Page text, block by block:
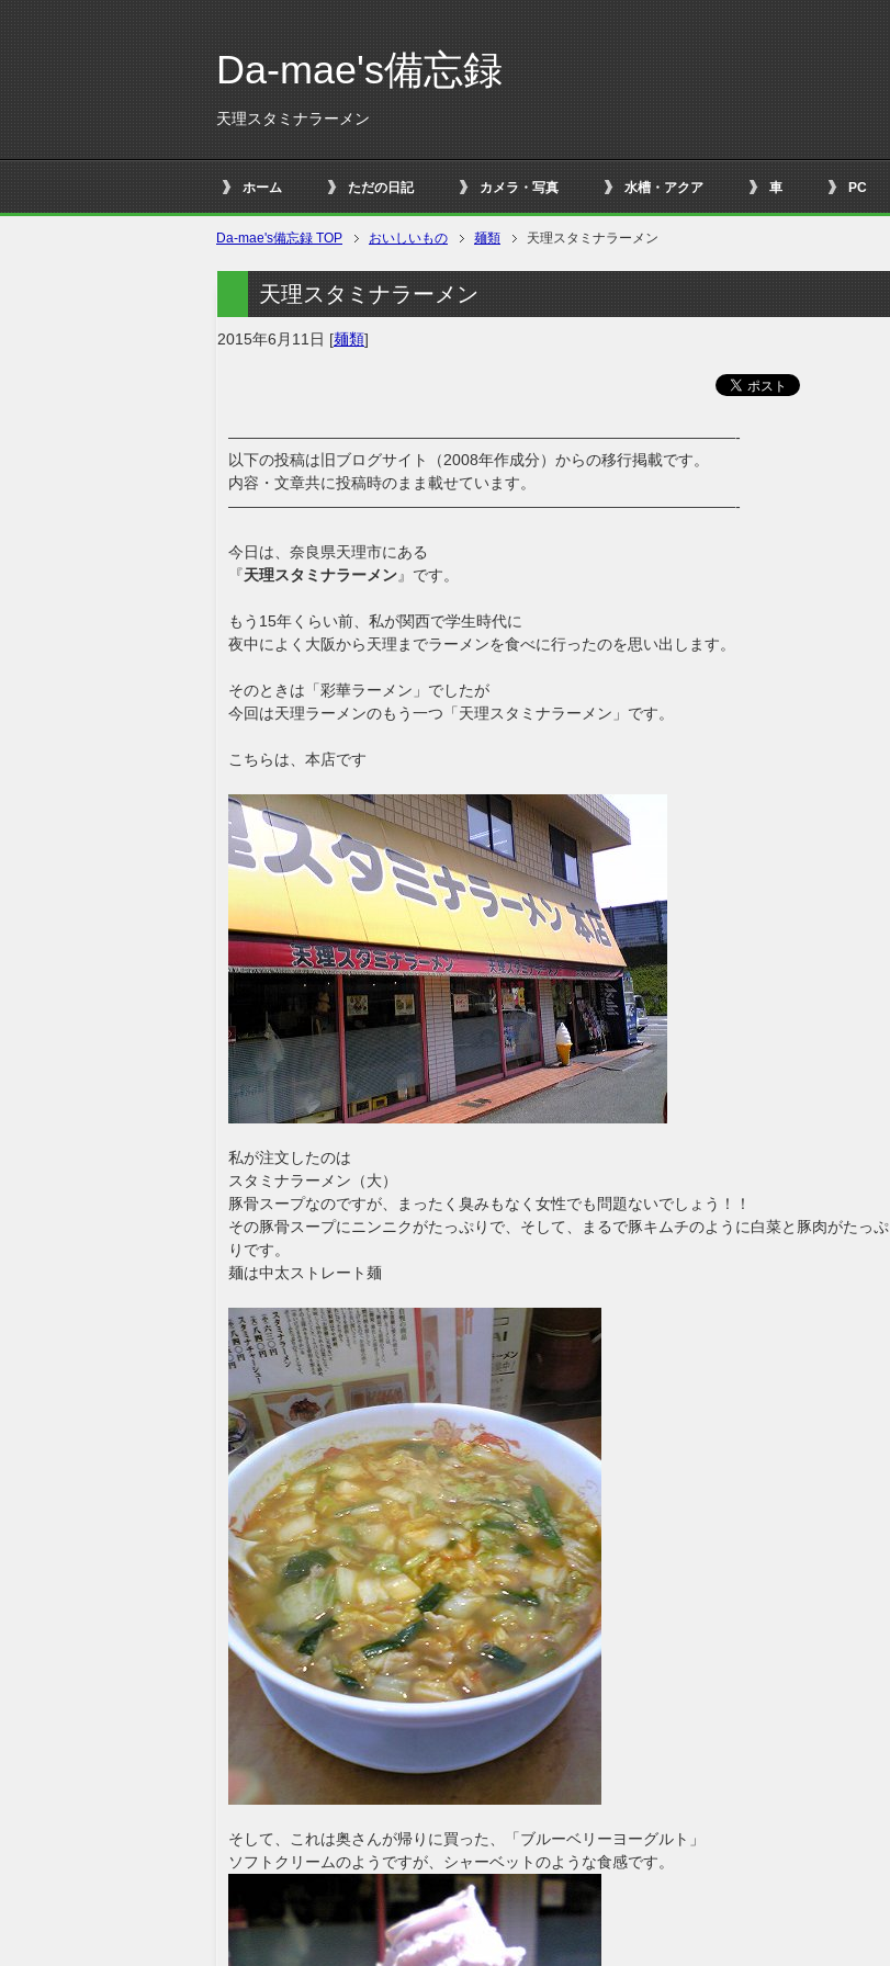
Da-mae's備忘録
天理スタミナラーメン
ホーム ただの日記 カメラ・写真 水槽・アクア 車 PC
Da-mae's備忘録 TOP おいしいもの 麺類 天理スタミナラーメン
天理スタミナラーメン
2015年6月11日 [麺類]
—————————————————————————————————-
以下の投稿は旧ブログサイト（2008年作成分）からの移行掲載です。
内容・文章共に投稿時のまま載せています。
—————————————————————————————————-
今日は、奈良県天理市にある
『天理スタミナラーメン』です。
もう15年くらい前、私が関西で学生時代に
夜中によく大阪から天理までラーメンを食べに行ったのを思い出します。
そのときは「彩華ラーメン」でしたが
今回は天理ラーメンのもう一つ「天理スタミナラーメン」です。
こちらは、本店です
私が注文したのは
スタミナラーメン（大）
豚骨スープなのですが、まったく臭みもなく女性でも問題ないでしょう！！
その豚骨スープにニンニクがたっぷりで、そして、まるで豚キムチのように白菜と豚肉がたっぷ
りです。
麺は中太ストレート麺
そして、これは奥さんが帰りに買った、「ブルーベリーヨーグルト」
ソフトクリームのようですが、シャーベットのような食感です。